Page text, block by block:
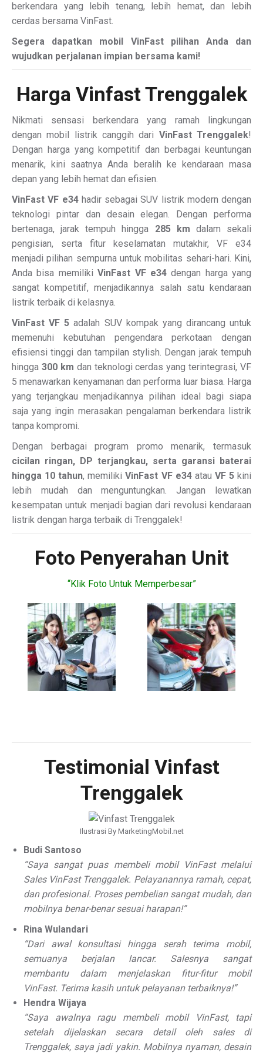
berkendara yang lebih tenang, lebih hemat, dan lebih
cerdas bersama VinFast.
Segera dapatkan mobil VinFast pilihan Anda dan
wujudkan perjalanan impian bersama kami!
Harga Vinfast Trenggalek
Nikmati sensasi berkendara yang ramah lingkungan
dengan mobil listrik canggih dari VinFast Trenggalek!
Dengan harga yang kompetitif dan berbagai keuntungan
menarik, kini saatnya Anda beralih ke kendaraan masa
depan yang lebih hemat dan efisien.
VinFast VF e34hadir sebagai SUV listrik modern dengan
teknologi pintar dan desain elegan. Dengan performa
bertenaga, jarak tempuh hingga 285 km dalam sekali
pengisian, serta fitur keselamatan mutakhir, VF e34
menjadi pilihan sempurna untuk mobilitas sehari-hari. Kini,
Anda bisa memilikiVinFast VF e34dengan harga yang
sangat kompetitif, menjadikannya salah satu kendaraan
listrik terbaik di kelasnya.
VinFast VF 5 adalah SUV kompak yang dirancang untuk
memenuhi kebutuhan pengendara perkotaan dengan
efisiensi tinggi dan tampilan stylish. Dengan jarak tempuh
hingga 300 km dan teknologi cerdas yang terintegrasi, VF
5 menawarkan kenyamanan dan performa luar biasa. Harga
yang terjangkau menjadikannya pilihan ideal bagi siapa
saja yang ingin merasakan pengalaman berkendara listrik
tanpa kompromi.
Dengan berbagai program promo menarik, termasuk
cicilan ringan, DP terjangkau, serta garansi baterai
hingga 10 tahun, memilikiVinFast VF e34atau VF 5kini
lebih mudah dan menguntungkan. Jangan lewatkan
kesempatan untuk menjadi bagian dari revolusi kendaraan
listrik dengan harga terbaik di Trenggalek!
Foto Penyerahan Unit
“Klik Foto Untuk Memperbesar”
Testimonial Vinfast
Trenggalek
Ilustrasi By MarketingMobil.net
Budi Santoso
“Saya sangat puas membeli mobil VinFast melalui
Sales VinFast Trenggalek. Pelayanannya ramah, cepat,
dan profesional. Proses pembelian sangat mudah, dan
mobilnya benar-benar sesuai harapan!”
Rina Wulandari
“Dari awal konsultasi hingga serah terima mobil,
semuanya berjalan lancar. Salesnya sangat
membantu dalam menjelaskan fitur-fitur mobil
VinFast. Terima kasih untuk pelayanan terbaiknya!”
Hendra Wijaya
“Saya awalnya ragu membeli mobil VinFast, tapi
setelah dijelaskan secara detail oleh sales di
Trenggalek, saya jadi yakin. Mobilnya nyaman, desain